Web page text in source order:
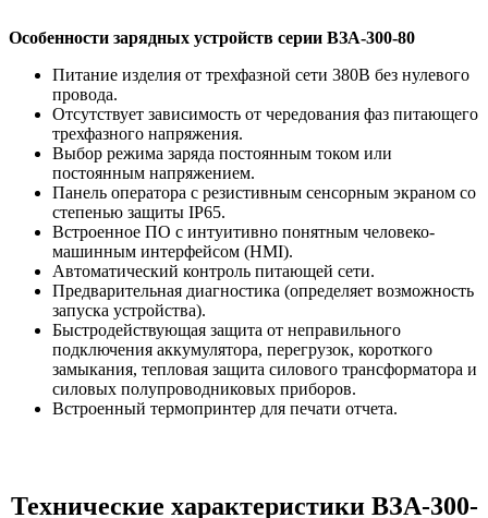
Особенности зарядных устройств серии ВЗА-300-80
Питание изделия от трехфазной сети 380В без нулевого
провода.
Отсутствует зависимость от чередования фаз питающего
трехфазного напряжения.
Выбор режима заряда постоянным током или
постоянным напряжением.
Панель оператора с резистивным сенсорным экраном со
степенью защиты IP65.
Встроенное ПО с интуитивно понятным человеко-
машинным интерфейсом (HMI).
Автоматический контроль питающей сети.
Предварительная диагностика (определяет возможность
запуска устройства).
Быстродействующая защита от неправильного
подключения аккумулятора, перегрузок, короткого
замыкания, тепловая защита силового трансформатора и
силовых полупроводниковых приборов.
Встроенный термопринтер для печати отчета.
Технические характеристики ВЗА-300-